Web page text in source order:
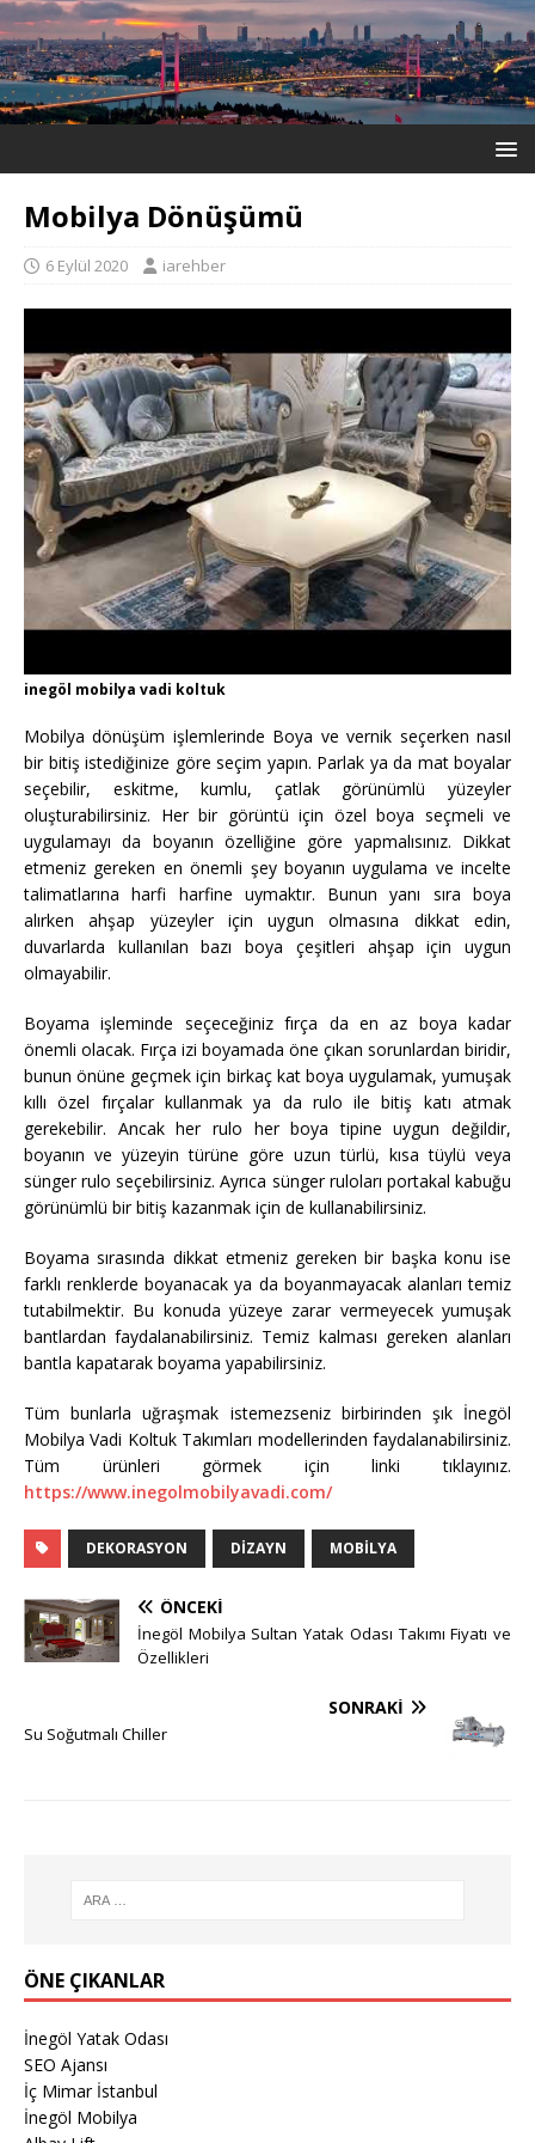
Mobilya Dönüşümü
6 Eylül 2020 iarehber
inegöl mobilya vadi koltuk
Mobilya dönüşüm işlemlerinde Boya ve vernik seçerken nasıl
bir bitiş istediğinize göre seçim yapın. Parlak ya da mat boyalar
seçebilir, eskitme, kumlu, çatlak görünümlü yüzeyler
oluşturabilirsiniz. Her bir görüntü için özel boya seçmeli ve
uygulamayı da boyanın özelliğine göre yapmalısınız. Dikkat
etmeniz gereken en önemli şey boyanın uygulama ve incelte
talimatlarına harfi harfine uymaktır. Bunun yanı sıra boya
alırken ahşap yüzeyler için uygun olmasına dikkat edin,
duvarlarda kullanılan bazı boya çeşitleri ahşap için uygun
olmayabilir.
Boyama işleminde seçeceğiniz fırça da en az boya kadar
önemli olacak. Fırça izi boyamada öne çıkan sorunlardan biridir,
bunun önüne geçmek için birkaç kat boya uygulamak, yumuşak
kıllı özel fırçalar kullanmak ya da rulo ile bitiş katı atmak
gerekebilir. Ancak her rulo her boya tipine uygun değildir,
boyanın ve yüzeyin türüne göre uzun türlü, kısa tüylü veya
sünger rulo seçebilirsiniz. Ayrıca sünger ruloları portakal kabuğu
görünümlü bir bitiş kazanmak için de kullanabilirsiniz.
Boyama sırasında dikkat etmeniz gereken bir başka konu ise
farklı renklerde boyanacak ya da boyanmayacak alanları temiz
tutabilmektir. Bu konuda yüzeye zarar vermeyecek yumuşak
bantlardan faydalanabilirsiniz. Temiz kalması gereken alanları
bantla kapatarak boyama yapabilirsiniz.
Tüm bunlarla uğraşmak istemezseniz birbirinden şık İnegöl
Mobilya Vadi Koltuk Takımları modellerinden faydalanabilirsiniz.
Tüm ürünleri görmek için linki tıklayınız.
https://www.inegolmobilyavadi.com/
DEKORASYON DIZAYN MOBILYA
ÖNCEKI
İnegöl Mobilya Sultan Yatak Odası Takımı Fiyatı ve
Özellikleri
SONRAKI
Su Soğutmalı Chiller
ÖNE ÇIKANLAR
İnegöl Yatak Odası
SEO Ajansı
İç Mimar İstanbul
İnegöl Mobilya